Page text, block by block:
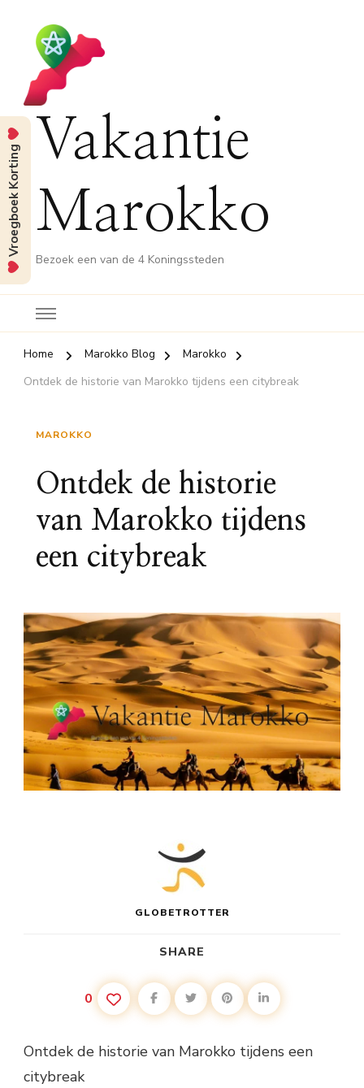
Vakantie
Marokko
Bezoek een van de 4 Koningssteden
Home Marokko Blog
Marokko
Ontdek de historie van Marokko tijdens een citybreak
MAROKKO
Ontdek de historie
van Marokko tijdens
een citybreak
GLOBETROTTER
SHARE
0
Ontdek de historie van Marokko tijdens een
citybreak
Vroegboek Korting